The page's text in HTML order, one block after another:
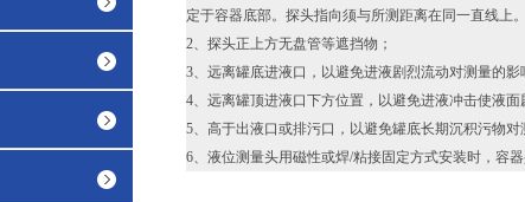
定于容器底部。探头指向须与所测距离在同一直线上。
2、探头正上方无盘管等遮挡物；
3、远离罐底进液口，以避免进液剧烈流动对测量的影
4、远离罐顶进液口下方位置，以避免进液冲击使液面
5、高于出液口或排污口，以避免罐底长期沉积污物
6、液位测量头用磁性或焊/粘接固定方式安装时，容